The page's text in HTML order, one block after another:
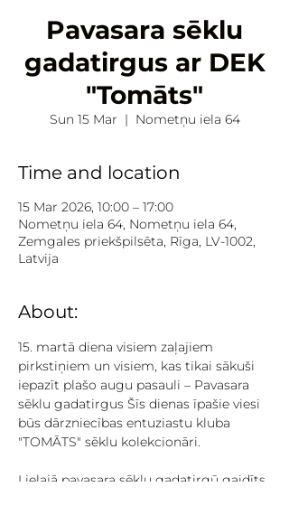
Pavasara sēklu
gadatirgus ar DEK
"Tomāts"
Sun 15 Mar
  |
Nometņu iela 64
Time and location
15 Mar 2026, 10:00 – 17:00
Nometņu iela 64, Nometņu iela 64,
Zemgales priekšpilsēta, Rīga, LV-1002,
Latvija
About:
15. martā diena visiem zaļajiem
pirkstiņiem un visiem, kas tikai sākuši
iepazīt plašo augu pasauli – Pavasara
sēklu gadatirgus Šīs dienas īpašie viesi
būs dārzniecības entuziastu kluba
"TOMĀTS" sēklu kolekcionāri.
Lielajā pavasara sēklu gadatirgū gaidīts